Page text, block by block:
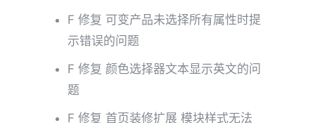
F 修复 可变产品未选择所有属性时提
示错误的问题
F 修复 颜色选择器文本显示英文的问
题
F 修复 首页装修扩展 模块样式无法